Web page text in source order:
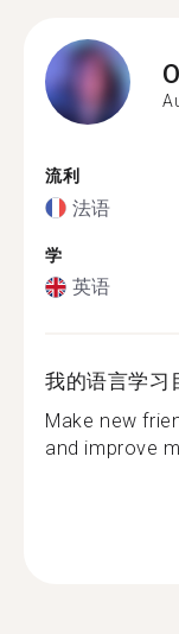
流利
法语
学
英语
我的语言学习
Make new
and improve